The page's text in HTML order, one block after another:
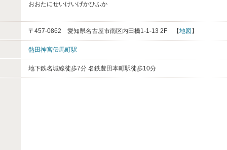
おおたにせいけいげかひふか
〒457-0862 愛知県名古屋市南区内田橋1-1-13 2F 【地図 】
熱田神宮伝馬町駅
地下鉄名城線徒歩7分 名鉄豊田本町駅徒歩10分